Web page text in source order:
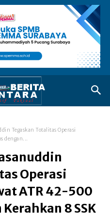
Tegaskan Totalitas Operasi
dengan...
Operasi
ATR 42-500
8 SSK